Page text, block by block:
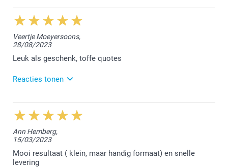
24/11/2025
14:15
Dag Anne,
Hartelijk dank voor jouw mooie feedback. Ik wens je
nog heel veel leuke fotomomenten toe.
Nathalie @smartphoto
Veertje Moeyersoons,
28/08/2023
Leuk als geschenk, toffe quotes
Reacties tonen
29/08/2023
13:58
Dag Veertje,
Wat fijn om te lezen dat je fan bent van ons
'citatenboekje'. We vonden het heel erg fijn jouw
bestelling te mogen afwerken.
Ann Hemberg,
15/03/2023
Mooi resultaat ( klein, maar handig formaat) en snelle
levering